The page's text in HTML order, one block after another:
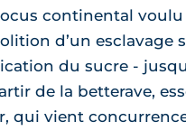
continental
d’un esclavage
du sucre -
de la betterave,
qui vient